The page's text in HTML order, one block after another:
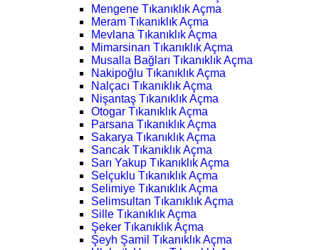
Mengene Tıkanıklık Açma
Meram Tıkanıklık Açma
Mevlana Tıkanıklık Açma
Mimarsinan Tıkanıklık Açma
Musalla Bağları Tıkanıklık Açma
Nakipoğlu Tıkanıklık Açma
Nalçacı Tıkanıklık Açma
Nişantaş Tıkanıklık Açma
Otogar Tıkanıklık Açma
Parsana Tıkanıklık Açma
Sakarya Tıkanıklık Açma
Sancak Tıkanıklık Açma
Sarı Yakup Tıkanıklık Açma
Selçuklu Tıkanıklık Açma
Selimiye Tıkanıklık Açma
Selimsultan Tıkanıklık Açma
Sille Tıkanıklık Açma
Şeker Tıkanıklık Açma
Şeyh Şamil Tıkanıklık Açma